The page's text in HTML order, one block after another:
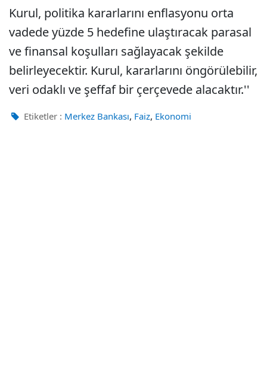
Kurul, politika kararlarını enflasyonu orta
vadede yüzde 5 hedefine ulaştıracak parasal
ve finansal koşulları sağlayacak şekilde
belirleyecektir. Kurul, kararlarını öngörülebilir,
veri odaklı ve şeffaf bir çerçevede alacaktır.''
Etiketler : Merkez Bankası, Faiz, Ekonomi